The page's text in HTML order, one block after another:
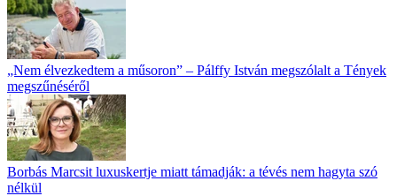
„Nem élvezkedtem a műsoron” – Pálffy István megszólalt a Tények
megszűnéséről
Borbás Marcsit luxuskertje miatt támadják: a tévés nem hagyta szó
nélkül